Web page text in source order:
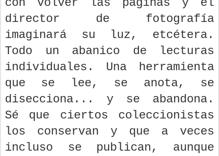
director de fotografía
imaginará su luz, etcétera.
Todo un abanico de lecturas
individuales. Una herramienta
que se lee, se anota, se
disecciona... y se abandona.
Sé que ciertos coleccionistas
los conservan y que a veces
incluso se publican, aunque